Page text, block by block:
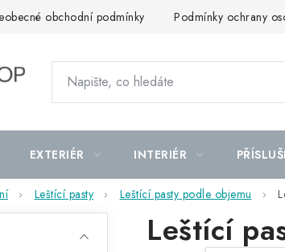
obchodní podmínky Podmínky ochrany
EXTERIÉR INTERIÉR
Leštící pasty Leštící pasty podle objemu
Leštící